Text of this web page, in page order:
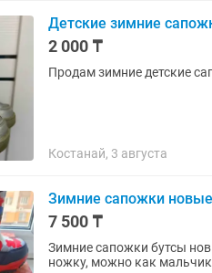
Детские зимние
2 000 ₸
Продам зимние детские
Костанай, 3 августа
Зимние сапожки новые
7 500 ₸
Зимние сапожки бутсы
ножку, можно как